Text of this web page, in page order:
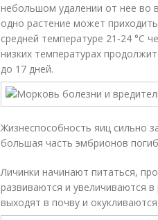
небольшом удалении от нее во
одно растение может
средней температуре 21‑24 °C
низких температурах
до 17 дней.
Жизнеспособность яиц сильно
большая часть эмбрионов
Личинки начинают питаться,
развиваются и увеличиваются
выходят в почву и